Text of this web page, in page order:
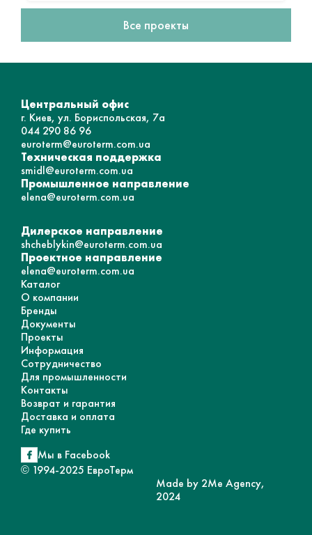
Все проекты
Центральный офис
г. Киев, ул. Бориспольская, 7а
044 290 86 96
euroterm@euroterm.com.ua
Техническая поддержка
smidl@euroterm.com.ua
Промышленное направление
elena@euroterm.com.ua
Дилерское направление
shcheblykin@euroterm.com.ua
Проектное направление
elena@euroterm.com.ua
Каталог
О компании
Бренды
Документы
Проекты
Информация
Сотрудничество
Для промышленности
Контакты
Возврат и гарантия
Доставка и оплата
Где купить
Мы в Facebook
© 1994-2025 ЕвроТерм
Made by 2Me Agency,
2024